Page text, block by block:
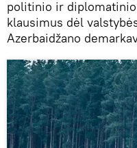
politinio ir
klausimus dėl
Azerbaidžano